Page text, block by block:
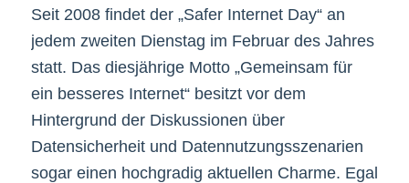
Seit 2008 findet der „Safer Internet Day“ an
jedem zweiten Dienstag im Februar des Jahres
statt. Das diesjährige Motto „Gemeinsam für
ein besseres Internet“ besitzt vor dem
Hintergrund der Diskussionen über
Datensicherheit und Datennutzungsszenarien
sogar einen hochgradig aktuellen Charme. Egal